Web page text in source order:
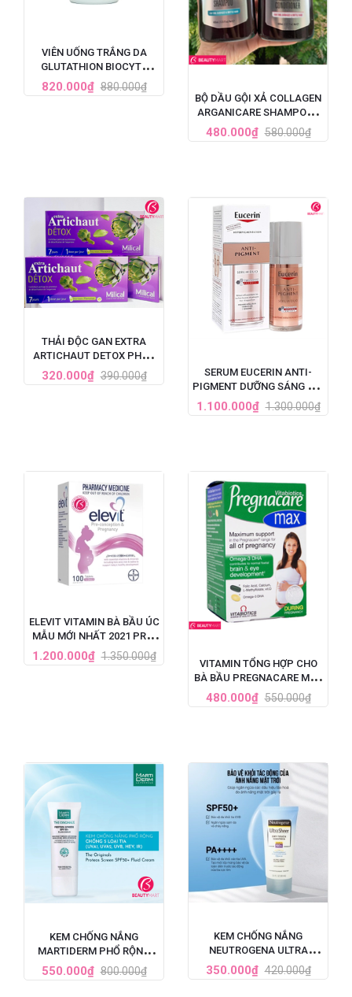
VIÊN UỐNG TRẮNG DA
GLUTATHION BIOCYTE
PHÁP 30 VIÊN
820.000₫ 880.000₫
BỘ DẦU GỘI XẢ COLLAGEN
ARGANICARE SHAMPOO -
PHÁP
480.000₫ 580.000₫
THẢI ĐỘC GAN EXTRA
ARTICHAUT DETOX PHÁP
LIỆU TRÌNH 7 NGÀY
320.000₫ 390.000₫
SERUM EUCERIN ANTI-
PIGMENT DƯỠNG SÁNG DA,
TRỊ NÁM TÀN NHANG 30ML
1.100.000₫ 1.300.000₫
ELEVIT VITAMIN BÀ BẦU ÚC
MẪU MỚI NHẤT 2021 PRE-
CONCEPTION &
PREGNANCY (100V)
1.200.000₫ 1.350.000₫
VITAMIN TỔNG HỢP CHO
BÀ BẦU PREGNACARE MAX
84 VIÊN CỦA ANH
480.000₫ 550.000₫
KEM CHỐNG NẮNG
MARTIDERM PHỔ RỘNG
BẢO VỆ TOÀN DIỆN SPF50+
550.000₫ 800.000₫
KEM CHỐNG NẮNG
NEUTROGENA ULTRA
SHEER SPF 50 88ML
350.000₫ 420.000₫